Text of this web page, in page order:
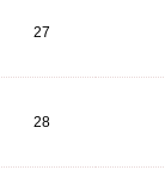
27
28